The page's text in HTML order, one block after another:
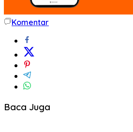
Komentar
Baca Juga